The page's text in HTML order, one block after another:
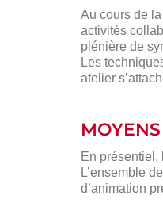
Au cours de
activités
plénière de
Les
atelier
En présentiel,
L’ensemble
d’animation